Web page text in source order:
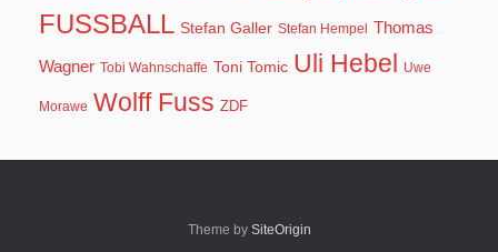
FUSSBALL Stefan Galler Stefan Hempel Thomas
Wagner Tobi Wahnschaffe Toni Tomic Uli Hebel Uwe
Morawe Wolff Fuss ZDF
Theme by SiteOrigin